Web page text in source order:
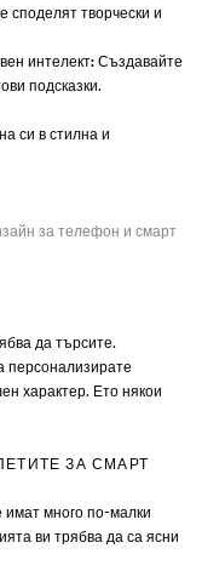
споделят творчески и
интелект: Създавайте
подсказки.
си в стилна и
за телефон и смарт
да търсите.
персонализирате
характер. Ето някои
ЗА СМАРТ
имат много по-малки
ви трябва да са ясни